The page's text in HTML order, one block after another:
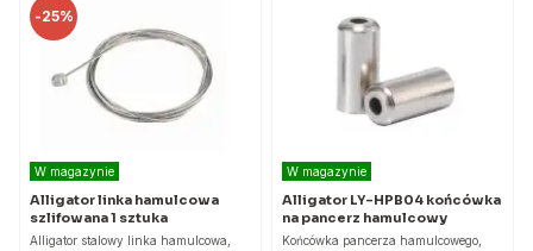
-25%
W magazynie
Alligator linka hamulcowa
szlifowana 1 sztuka
Alligator stalowy linka hamulcowa,
W magazynie
Alligator LY-HPB04 końcówka
na pancerz hamulcowy
Końcówka pancerza hamulcowego,